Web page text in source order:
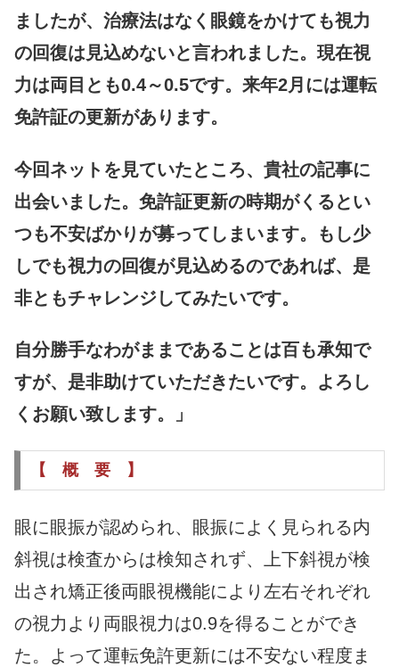
ましたが、治療法はなく眼鏡をかけても視力
の回復は見込めないと言われました。現在視
力は両目とも0.4～0.5です。来年2月には運転
免許証の更新があります。
今回ネットを見ていたところ、貴社の記事に
出会いました。免許証更新の時期がくるとい
つも不安ばかりが募ってしまいます。もし少
しでも視力の回復が見込めるのであれば、是
非ともチャレンジしてみたいです。
自分勝手なわがままであることは百も承知で
すが、是非助けていただきたいです。よろし
くお願い致します。」
【 概 要 】
眼に眼振が認められ、眼振によく見られる内
斜視は検査からは検知されず、上下斜視が検
出され矯正後両眼視機能により左右それぞれ
の視力より両眼視力は0.9を得ることができ
た。よって運転免許更新には不安ない程度ま